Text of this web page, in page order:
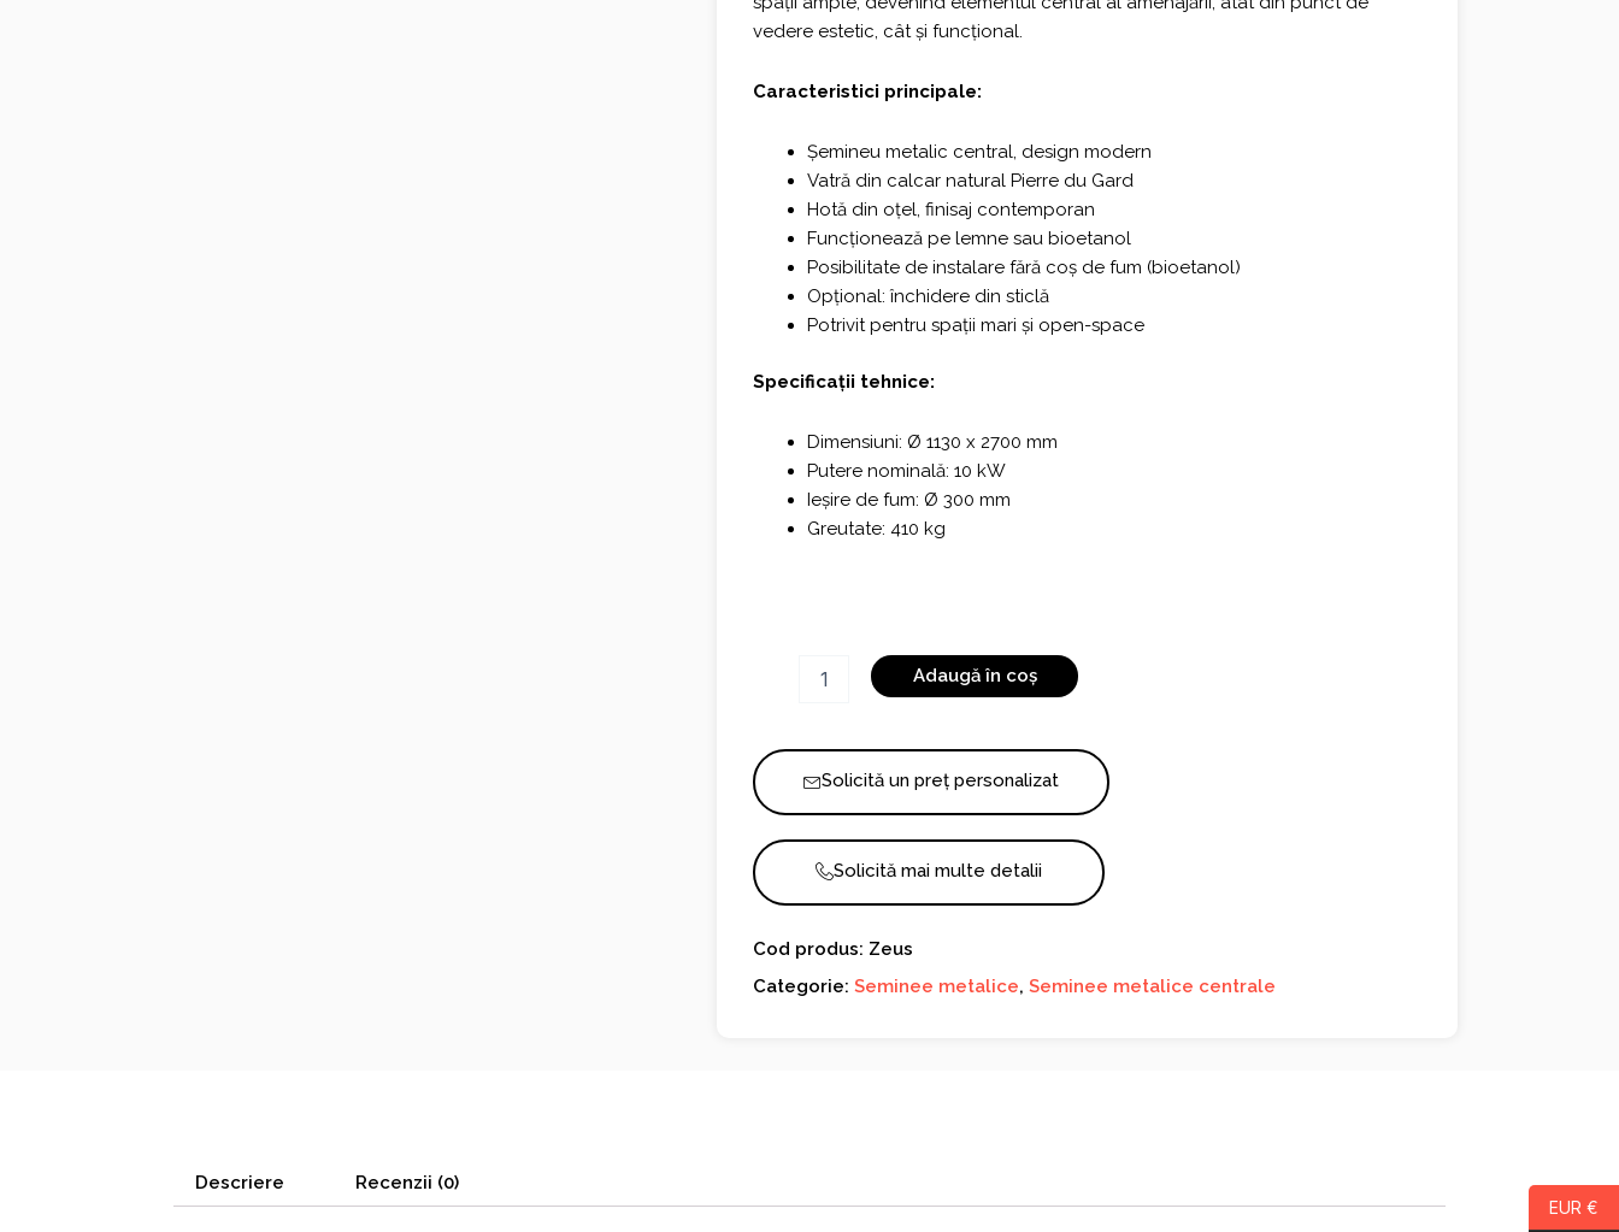
vedere estetic, cât și funcțional.
Caracteristici principale:
Șemineu metalic central, design modern
Vatră din calcar natural Pierre du Gard
Hotă din oțel, finisaj contemporan
Funcționează pe lemne sau bioetanol
Posibilitate de instalare fără coș de fum (bioetanol)
Opțional: închidere din sticlă
Potrivit pentru spații mari și open-space
Specificații tehnice:
Dimensiuni: Ø 1130 x 2700 mm
Putere nominală: 10 kW
Ieșire de fum: Ø 300 mm
Greutate: 410 kg
Adaugă în coș
Solicită un preț personalizat
Solicită mai multe detalii
Cod produs: Zeus
Categorie:Seminee metalice,Seminee metalice centrale
Descriere Recenzii (0)
EUR €